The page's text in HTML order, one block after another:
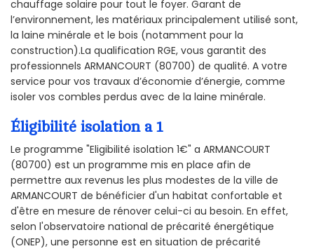
chauffage solaire pour tout le foyer. Garant de
l’environnement, les matériaux principalement utilisé sont,
la laine minérale et le bois (notamment pour la
construction).La qualification RGE, vous garantit des
professionnels ARMANCOURT (80700) de qualité. A votre
service pour vos travaux d’économie d’énergie, comme
isoler vos combles perdus avec de la laine minérale.
Éligibilité isolation a 1
Le programme "Eligibilité isolation 1€" a ARMANCOURT
(80700) est un programme mis en place afin de
permettre aux revenus les plus modestes de la ville de
ARMANCOURT de bénéficier d'un habitat confortable et
d'être en mesure de rénover celui-ci au besoin. En effet,
selon l'observatoire national de précarité énergétique
(ONEP), une personne est en situation de précarité